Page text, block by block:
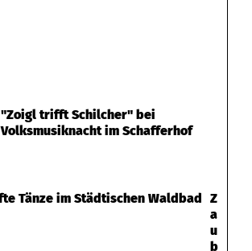
"Zoigl trifft Schilcher" bei
Volksmusiknacht im Schafferhof
Z
a
u
b